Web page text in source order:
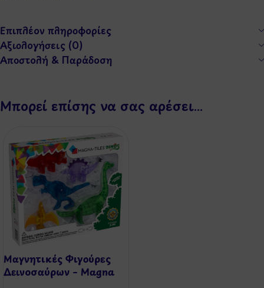
Επιπλέον πληροφορίες
Αξιολογήσεις (0)
Αποστολή & Παράδοση
Μπορεί επίσης να σας αρέσει…
Μαγνητικές Φιγούρες
Δεινοσαύρων – Magna